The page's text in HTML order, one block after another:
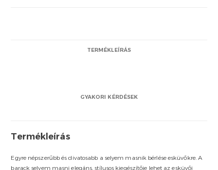
TERMÉKLEÍRÁS
GYAKORI KÉRDÉSEK
Termékleírás
Egyre népszerűbb és divatosabb a selyem masnik bérlése esküvőkre. A
barack selyem masni elegáns, stílusos kiegészítője lehet az esküvői